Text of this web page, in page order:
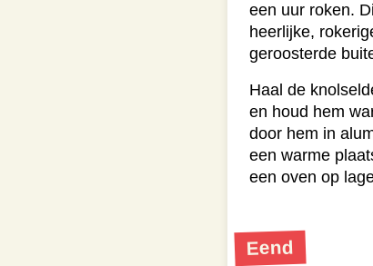
een uur roken.
heerlijke,
geroosterde
Haal de
en houd hem
door hem in
een warme
een oven op
Eend